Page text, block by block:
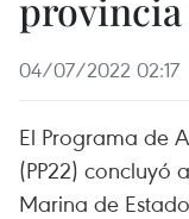
04/07/2022 02:17
El Programa de
(PP22) concluyó
Marina de